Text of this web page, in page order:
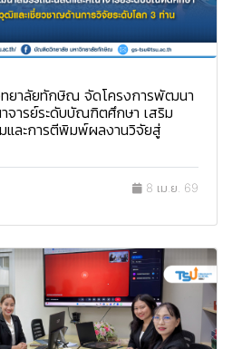
ยาลัยทักษิณ จัดโครงการพัฒนา
จารย์ระดับบัณฑิตศึกษา เสริม
และการตีพิมพ์ผลงานวิจัยสู่
8 เม.ย. 69